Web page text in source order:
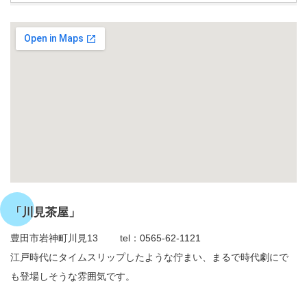
「川見茶屋」
豊田市岩神町川見13 tel：0565-62-1121
江戸時代にタイムスリップしたような佇まい、まるで時代劇にで
も登場しそうな雰囲気です。